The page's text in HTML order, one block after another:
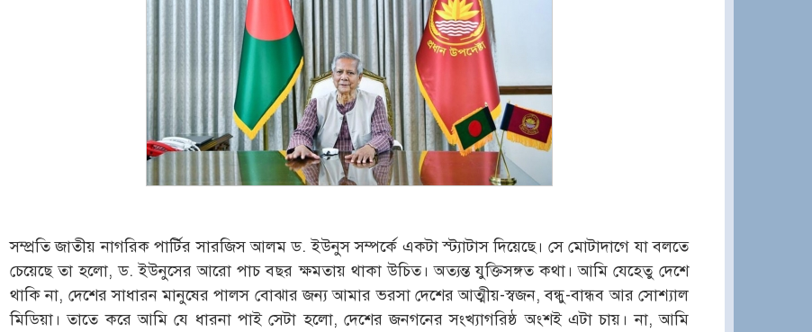
সম্প্রতি জাতীয় নাগরিক পার্টির সারজিস আলম ড. ইউনুস সম্পর্কে একটা স্ট্যাটাস দিয়েছে। সে মোটাদাগে যা বলতে
চেয়েছে তা হলো, ড. ইউনুসের আরো পাচ বছর ক্ষমতায় থাকা উচিত। অত্যন্ত যুক্তিসঙ্গত কথা। আমি যেহেতু দেশে
থাকি না, দেশের সাধারন মানুষের পালস বোঝার জন্য আমার ভরসা দেশের আত্মীয়-স্বজন, বন্ধু-বান্ধব আর সোশ্যাল
মিডিয়া। তাতে করে আমি যে ধারনা পাই সেটা হলো, দেশের জনগনের সংখ্যাগরিষ্ঠ অংশই এটা চায়। না, আমি